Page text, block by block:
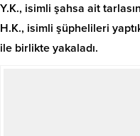
Y.K., isimli şahsa ait
H.K., isimli şüphelileri
ile birlikte yakaladı.